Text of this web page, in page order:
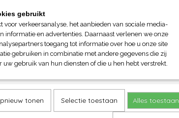
Jumpsuit
btw 21%)
Kleur
gebruikt
voor verkeersanalyse, het aanbieden van sociale media-
informatie en advertenties. Daarnaast verlenen we onze
toegang tot informatie over hoe u onze site
gebruiken in combinatie met andere gegevens die zij
gebruik van hun diensten of die u hen hebt verstrekt.
tonen Selectie toestaan Alles toestaan